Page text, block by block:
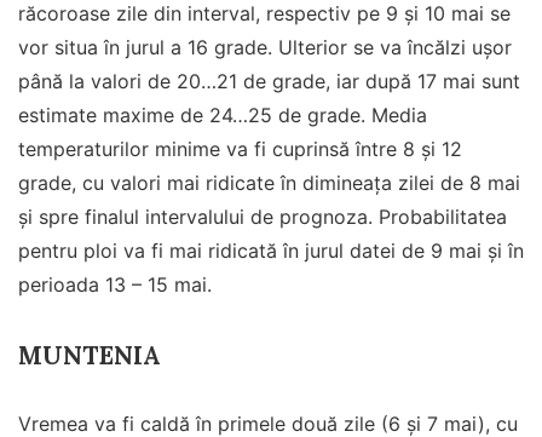
răcoroase zile din interval, respectiv pe 9 și 10 mai se
vor situa în jurul a 16 grade. Ulterior se va încălzi ușor
până la valori de 20…21 de grade, iar după 17 mai sunt
estimate maxime de 24…25 de grade. Media
temperaturilor minime va fi cuprinsă între 8 și 12
grade, cu valori mai ridicate în dimineața zilei de 8 mai
și spre finalul intervalului de prognoza. Probabilitatea
pentru ploi va fi mai ridicată în jurul datei de 9 mai și în
perioada 13 – 15 mai.
MUNTENIA
Vremea va fi caldă în primele două zile (6 și 7 mai), cu